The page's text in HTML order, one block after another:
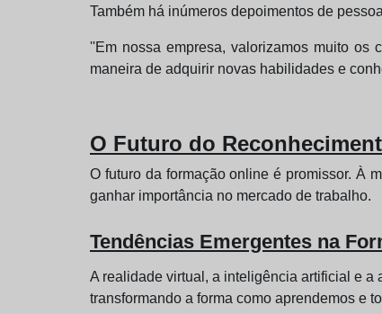
Também há inúmeros depoimentos de
''Em nossa empresa, valorizamos muito os
maneira de adquirir novas habilidades e
O Futuro do
O futuro da formação online é promissor. À
ganhar importância no mercado de trabalho.
Tendências Emergentes na
A realidade virtual, a inteligência artificial e
transformando a forma como aprendemos e